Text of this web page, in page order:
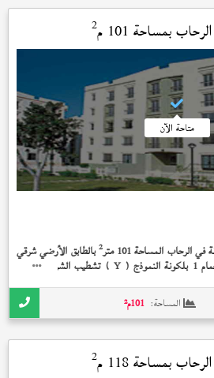
الرحاببمساحة 101 م 2
متاحة الآن
المساحة 101 متر 2بالطابق الأرضي شرقي
Y ) تشطيب الشركة الوديعة
المساحة: 101م²
الرحاببمساحة 118 م 2